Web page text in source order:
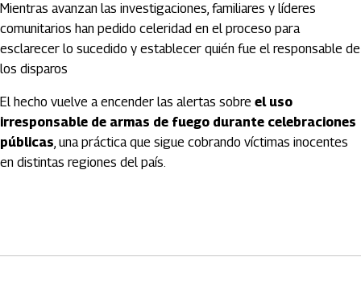
Mientras avanzan las investigaciones, familiares y líderes
comunitarios han pedido celeridad en el proceso para
esclarecer lo sucedido y establecer quién fue el responsable de
los disparos
El hecho vuelve a encender las alertas sobre el uso
irresponsable de armas de fuego durante celebraciones
públicas, una práctica que sigue cobrando víctimas inocentes
en distintas regiones del país.